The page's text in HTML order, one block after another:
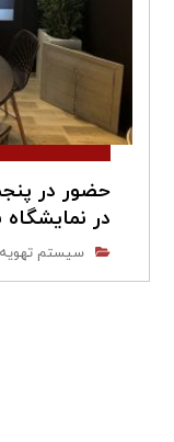
حضور در
در
سیستم تهویه